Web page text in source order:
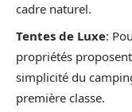
cadre naturel.
Tentes de Luxe:
propriétés
simplicité du
première classe.